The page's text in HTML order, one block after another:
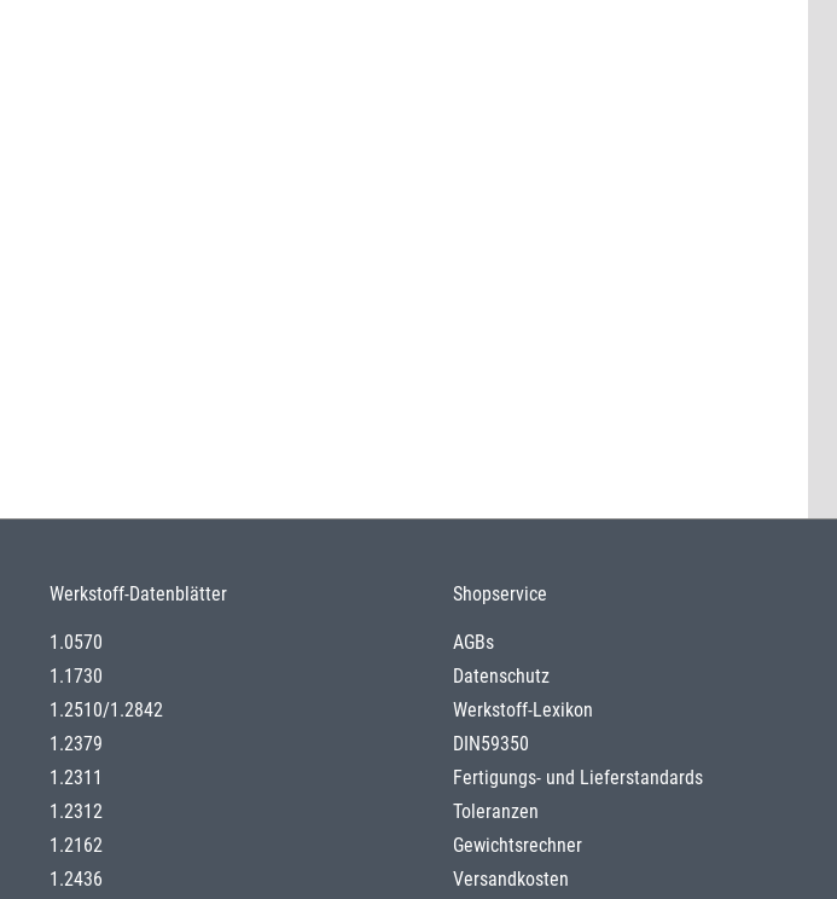
Werkstoff-Datenblätter
1.0570
1.1730
1.2510/1.2842
1.2379
1.2311
1.2312
1.2162
1.2436
Shopservice
AGBs
Datenschutz
Werkstoff-Lexikon
DIN59350
Fertigungs- und Lieferstandards
Toleranzen
Gewichtsrechner
Versandkosten